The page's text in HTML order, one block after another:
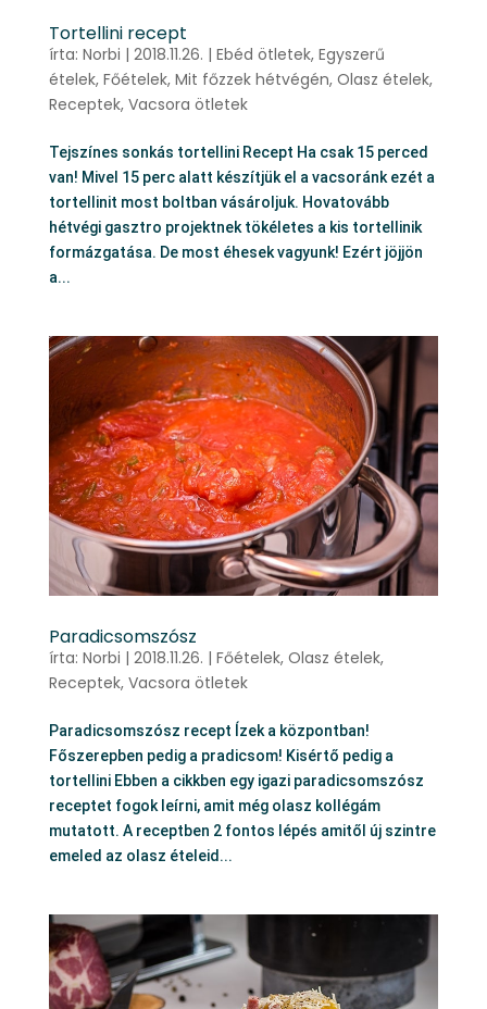
Tortellini recept
írta: Norbi | 2018.11.26. | Ebéd ötletek, Egyszerű
ételek, Főételek, Mit főzzek hétvégén, Olasz ételek,
Receptek, Vacsora ötletek
Tejszínes sonkás tortellini Recept Ha csak 15 perced
van! Mivel 15 perc alatt készítjük el a vacsoránk ezét a
tortellinit most boltban vásároljuk. Hovatovább
hétvégi gasztro projektnek tökéletes a kis tortellinik
formázgatása. De most éhesek vagyunk! Ezért jöjjön
a...
Paradicsomszósz
írta: Norbi | 2018.11.26. | Főételek, Olasz ételek,
Receptek, Vacsora ötletek
Paradicsomszósz recept Ízek a központban!
Főszerepben pedig a pradicsom! Kisértő pedig a
tortellini Ebben a cikkben egy igazi paradicsomszósz
receptet fogok leírni, amit még olasz kollégám
mutatott. A receptben 2 fontos lépés amitől új szintre
emeled az olasz ételeid...